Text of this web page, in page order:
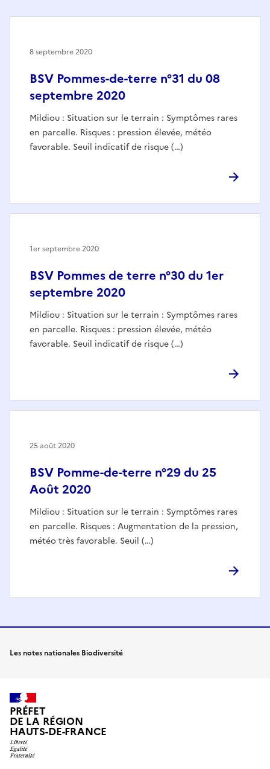
BSV Pommes-de-terre n°31 du 08
septembre 2020
Mildiou : Situation sur le terrain : Symptômes rares
en parcelle. Risques : pression élevée, météo
favorable. Seuil indicatif de risque (…)
8 septembre 2020
BSV Pommes de terre n°30 du 1er
septembre 2020
Mildiou : Situation sur le terrain : Symptômes rares
en parcelle. Risques : pression élevée, météo
favorable. Seuil indicatif de risque (…)
1er septembre 2020
BSV Pomme-de-terre n°29 du 25
Août 2020
Mildiou : Situation sur le terrain : Symptômes rares
en parcelle. Risques : Augmentation de la pression,
météo très favorable. Seuil (…)
25 août 2020
Les notes nationales Biodiversité
PRÉFET
DE LA RÉGION
HAUTS-DE-FRANCE